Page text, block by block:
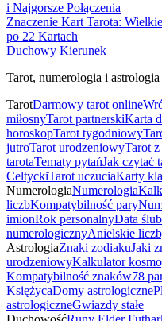
i Najgorsze Połączenia
Znaczenie Kart Tarota:
po 22 Kartach
Duchowy Kierunek
Tarot, numerologia i
TarotDarmowy tarot online
miłosnyTarot partnerskiKarta
horoskopTarot tygodniowy
jutroTarot urodzeniowyTarot
tarotaTematy pytańJak czytać
CeltyckiTarot uczuciaKarty
NumerologiaNumerologia
liczbKompatybilność pary
imionRok personalnyData
numerologicznyAnielskie
AstrologiaZnaki zodiakuJaki
urodzeniowyKalkulator
Kompatybilność znaków78
KsiężycaDomy astrologiczne
astrologiczneGwiazdy stałe